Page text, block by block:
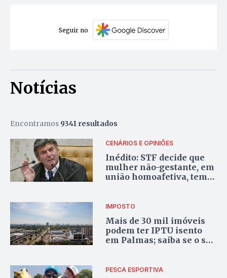
Seguir no
Notícias
Encontramos 9341 resultados
CENÁRIOS E OPINIÕES
Inédito: STF decide que
mulher não-gestante, em
união homoafetiva, tem
IMPOSTO
Mais de 30 mil imóveis
podem ter IPTU isento
em Palmas; saiba se o seu
PESCA ESPORTIVA